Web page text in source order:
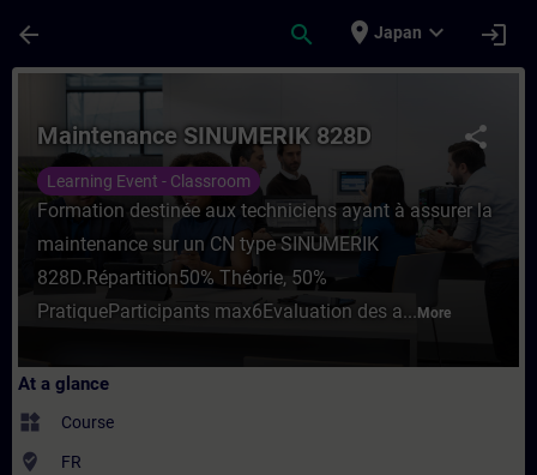
arrow_back search place Japan expand_more login
Course - Maintenance SINUMERIK
share
Maintenance SINUMERIK 828D
Learning Event - Classroom
Formation destinée aux techniciens ayant à assurer la
maintenance sur un CN type SINUMERIK
828D.Répartition50% Théorie, 50%
PratiqueParticipants max6Evaluation des a... More
At a glance
widgets Course
where_to_vote FR